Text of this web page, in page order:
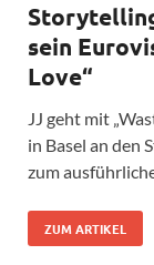
sein
Love“
JJ geht mit
in Basel an den
zum
ZUM ARTIKEL